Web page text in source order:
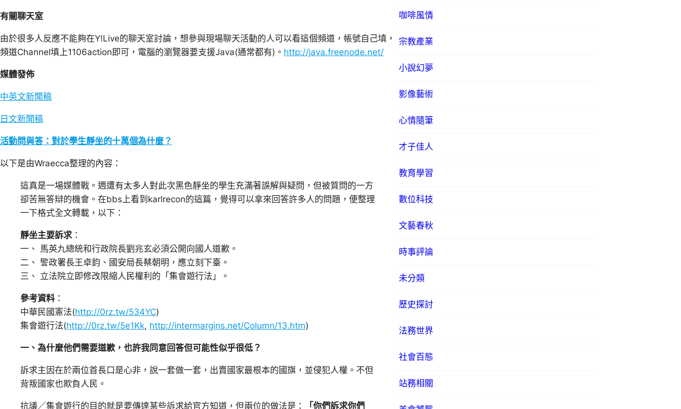
有關聊天室
由於很多人反應不能夠在Y!Live的聊天室討論， 想參與現場聊天活動的人可以看這個頻道，帳號自己填，
頻道Channel填上1106action即可，電腦的瀏覽器要支援Java(通常都有)。 http://java.freenode.net/
媒體發佈
中英文新聞稿
日文新聞稿
活動問與答：對於學生靜坐的十萬個為什麼？
以下是由Wraecca整理的內容：
這真是一場媒體戰。週遭有太多人對此次黑色靜坐的學生充滿著誤解與疑問，但被質問的一方
卻苦無答辯的機會。在bbs上看到karlrecon的這篇，覺得可以拿來回答許多人的問題，便整理
一下格式全文轉載，以下：
靜坐主要訴求 ：
一、 馬英九總統和行政院長劉兆玄必須公開向國人道歉。
二、 警政署長王卓鈞、國安局長蔡朝明，應立刻下臺。
三、 立法院立即修改限縮人民權利的「集會遊行法」。
參考資料 ：
中華民國憲法(http://0rz.tw/534YC)
集會遊行法(http://0rz.tw/5e1Kk, http://intermargins.net/Column/13.htm)
一、為什麼他們需要道歉，也許我同意回答但可能性似乎很低？
訴求主因在於兩位首長口是心非，說一套做一套，出賣國家最根本的國旗，並侵犯人權。不但
背叛國家也欺負人民。
抗議／集會遊行的目的就是要傳達某些訴求給官方知道，但兩位的做法是： 「你們訴求你們
咖啡風情
宗教產業
小說幻夢
影像藝術
心情隨筆
才子佳人
教育學習
數位科技
文藝春秋
時事評論
未分類
歷史探討
法務世界
社會百態
站務相關